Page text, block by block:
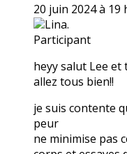
20 juin 2024 à 19
Lina.
Participant
heyy salut Lee et
allez tous bien!!
je suis contente
peur
ne minimise pas